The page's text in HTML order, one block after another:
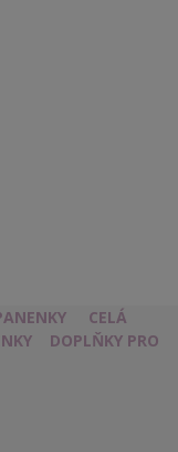
CELÁ
DOPLŇKY PRO